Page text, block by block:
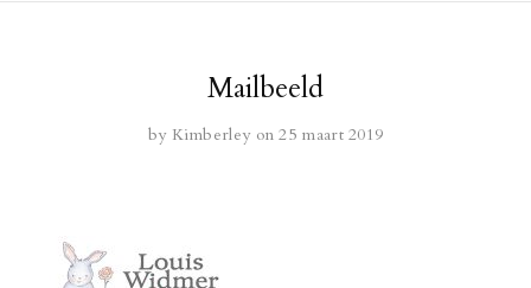
Mailbeeld
by Kimberley on 25 maart 2019